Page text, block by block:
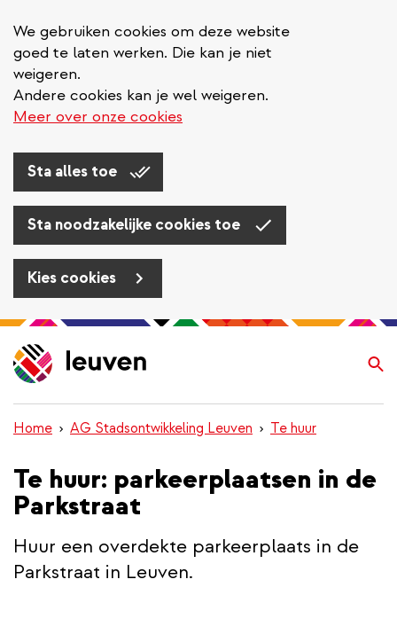
We gebruiken cookies om deze website
goed te laten werken. Die kan je niet
weigeren.
Andere cookies kan je wel weigeren.
Meer over onze cookies
Sta alles toe
Sta noodzakelijke cookies toe
Kies cookies
Overslaan
en
naar
inhoud
gaan
Home AG Stadsontwikkeling Leuven Te huur
Te huur: parkeerplaatsen in de
Parkstraat
Huur een overdekte parkeerplaats in de
Parkstraat in Leuven.